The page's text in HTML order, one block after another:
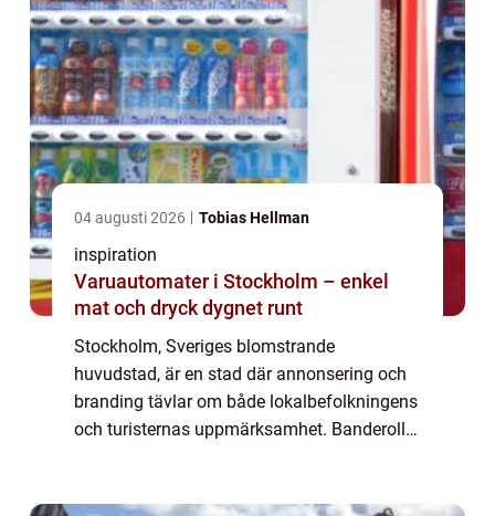
04 augusti 2026 Tobias Hellman
inspiration
Varuautomater i Stockholm – enkel
mat och dryck dygnet runt
Stockholm, Sveriges blomstrande
huvudstad, är en stad där annonsering och
branding tävlar om både lokalbefolkningens
och turisternas uppmärksamhet. Banderoller